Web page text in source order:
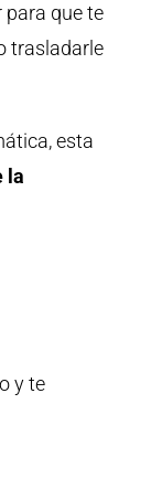
que te
trasladarle
esta
la
y te